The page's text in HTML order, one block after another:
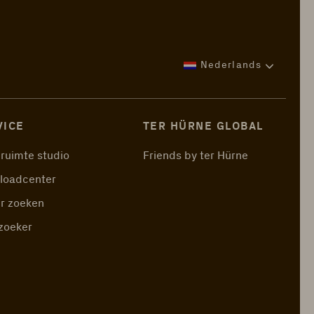
Nederlands
studio
zoeken
TER HÜRNE GLOBAL
Friends by ter Hürne